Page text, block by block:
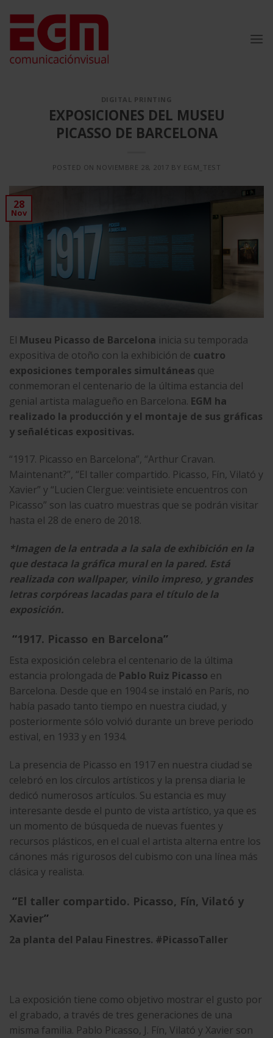
contenido
DIGITAL PRINTING
EXPOSICIONES DEL MUSEU
PICASSO DE BARCELONA
POSTED ON NOVIEMBRE 28, 2017 BY EGM_TEST
28
Nov
El Museu Picasso de Barcelona inicia su temporada
expositiva de otoño con la exhibición de cuatro
exposiciones temporales simultáneas que
conmemoran el centenario de la última estancia del
genial artista malagueño en Barcelona. EGM ha
realizado la producción y el montaje de sus gráficas
y señaléticas expositivas.
“1917. Picasso en Barcelona”, “Arthur Cravan.
Maintenant?”, “El taller compartido. Picasso, Fín, Vilató y
Xavier” y “Lucien Clergue: veintisiete encuentros con
Picasso” son las cuatro muestras que se podrán visitar
hasta el 28 de enero de 2018.
*Imagen de la entrada a la sala de exhibición en la
que destaca la gráfica mural en la pared. Está
realizada con wallpaper, vinilo impreso, y grandes
letras corpóreas lacadas para el título de la
exposición.
“1917. Picasso en Barcelona”
Esta exposición celebra el centenario de la última
estancia prolongada de Pablo Ruiz Picasso en
Barcelona. Desde que en 1904 se instaló en París, no
había pasado tanto tiempo en nuestra ciudad, y
posteriormente sólo volvió durante un breve periodo
estival, en 1933 y en 1934.
La presencia de Picasso en 1917 en nuestra ciudad se
celebró en los círculos artísticos y la prensa diaria le
dedicó numerosos artículos. Su estancia es muy
interesante desde el punto de vista artístico, ya que es
un momento de búsqueda de nuevas fuentes y
recursos plásticos, en el cual el artista alterna entre los
cánones más rigurosos del cubismo con una línea más
clásica y realista.
“El taller compartido. Picasso, Fín, Vilató y
Xavier”
2a planta del Palau Finestres. #PicassoTaller
La exposición tiene como objetivo mostrar el gusto por
el grabado, a través de tres generaciones de una
misma familia. Pablo Picasso, J. Fín, Vilató y Xavier son